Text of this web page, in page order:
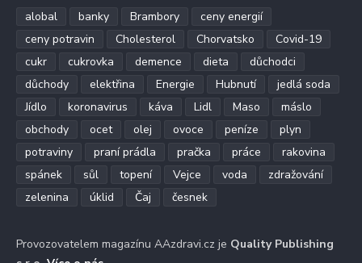
alobal banky Brambory
ceny energií
ceny potravin
Cholesterol Chorvatsko
Covid-19
cukr
cukrovka demence dieta
důchodci
důchody
elektřina Energie Hubnutí
jedlá soda
Jídlo
koronavirus káva Lidl Maso
máslo
obchody
ocet olej ovoce peníze
plyn
potraviny
praní prádla pračka práce
rakovina
spánek
sůl topení Vejce voda
zdražování
zelenina
úklid Čaj česnek
Provozovatelem magazínu AAzdravi.cz je Quality Publishing